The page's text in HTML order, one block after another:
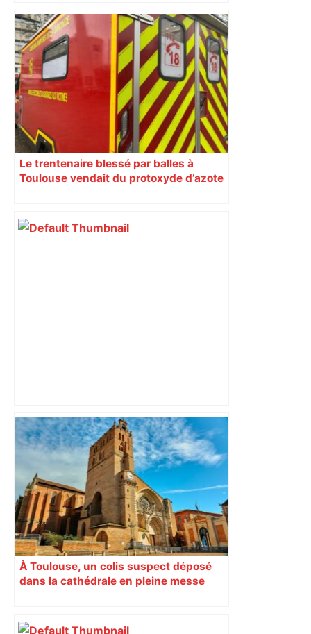
Labège, près de Toulouse
Le trentenaire blessé par balles à
Toulouse vendait du protoxyde d’azote
Top 14 : Perpignan mate le leader
Toulouse et quitte la dernière place –
lanouvellerepublique.fr
À Toulouse, un colis suspect déposé
dans la cathédrale en pleine messe